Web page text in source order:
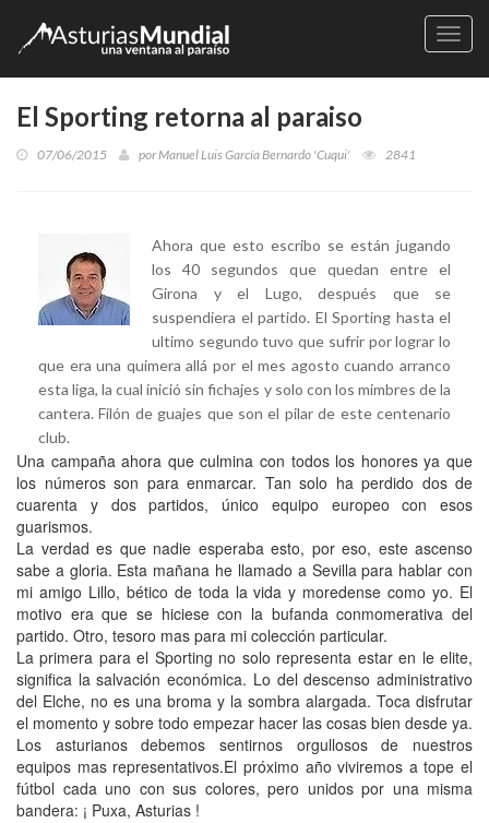
El Sporting retorna al paraiso
07/06/2015 porManuel Luis García Bernardo 'Cuqui' 2841
Ahora que esto escribo se están jugando
los 40 segundos que quedan entre el
Girona y el Lugo, después que se
suspendiera el partido. El Sporting hasta el
ultimo segundo tuvo que sufrir por lograr lo
que era una quimera allá por el mes agosto cuando arranco
esta liga, la cual inició sin fichajes y solo con los mimbres de la
cantera. Filón de guajes que son el pilar de este centenario
club.
Una campaña ahora que culmina con todos los honores ya que
los números son para enmarcar. Tan solo ha perdido dos de
cuarenta y dos partidos, único equipo europeo con esos
guarismos.
La verdad es que nadie esperaba esto, por eso, este ascenso
sabe a gloria. Esta mañana he llamado a Sevilla para hablar con
mi amigo Lillo, bético de toda la vida y moredense como yo. El
motivo era que se hiciese con la bufanda conmomerativa del
partido. Otro, tesoro mas para mi colección particular.
La primera para el Sporting no solo representa estar en le elite,
significa la salvación económica. Lo del descenso administrativo
del Elche, no es una broma y la sombra alargada. Toca disfrutar
el momento y sobre todo empezar hacer las cosas bien desde ya.
Los asturianos debemos sentirnos orgullosos de nuestros
equipos mas representativos.El próximo año viviremos a tope el
fútbol cada uno con sus colores, pero unidos por una misma
bandera: ¡ Puxa, Asturias !